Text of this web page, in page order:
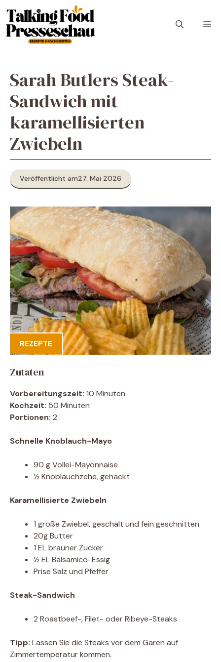
Inhalt
springen
Sarah Butlers Steak-
Sandwich mit
karamellisierten
Zwiebeln
Veröffentlicht am27. Mai 2026
REZEPTE
Zutaten
Vorbereitungszeit: 10 Minuten
Kochzeit: 50 Minuten
Portionen: 2
Schnelle Knoblauch-Mayo
90 g Vollei-Mayonnaise
½ Knoblauchzehe, gehackt
Karamellisierte Zwiebeln
1 große Zwiebel, geschält und fein geschnitten
20g Butter
1 EL brauner Zucker
½ EL Balsamico-Essig
Prise Salz und Pfeffer
Steak-Sandwich
2 Roastbeef-, Filet- oder Ribeye-Steaks
Tipp: Lassen Sie die Steaks vor dem Garen auf
Zimmertemperatur kommen.